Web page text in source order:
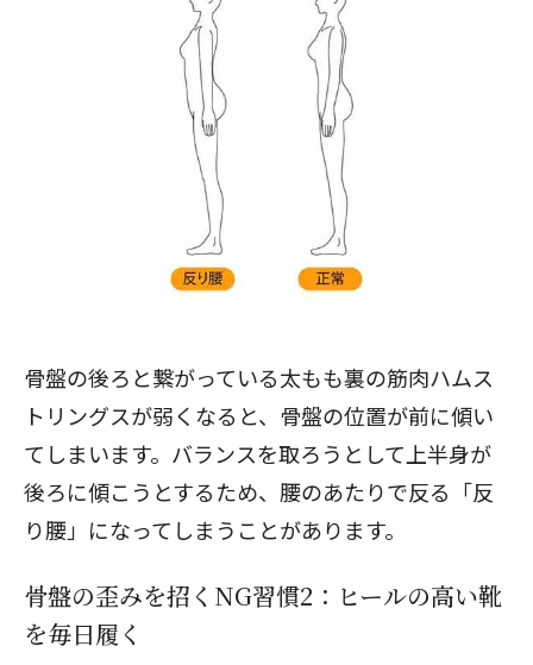
骨盤の後ろと繋がっている太もも裏の筋肉ハムス
トリングスが弱くなると、骨盤の位置が前に傾い
てしまいます。バランスを取ろうとして上半身が
後ろに傾こうとするため、腰のあたりで反る「反
り腰」になってしまうことがあります。
骨盤の歪みを招くNG習慣2：ヒールの高い靴
を毎日履く